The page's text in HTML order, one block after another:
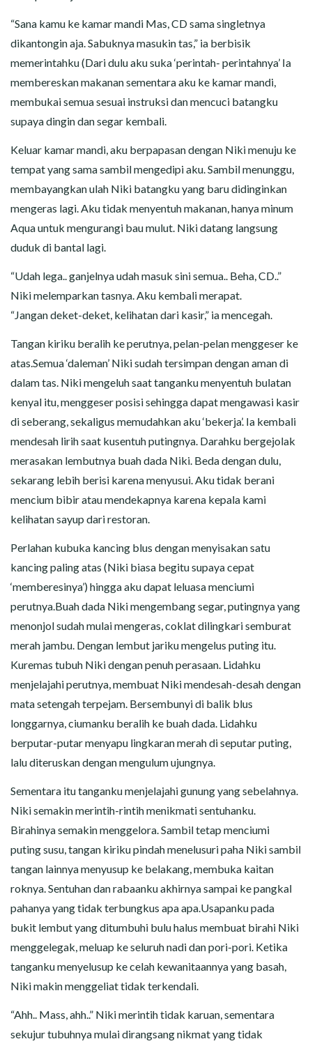
“Sana kamu ke kamar mandi Mas, CD sama singletnya
dikantongin aja. Sabuknya masukin tas,” ia berbisik
memerintahku (Dari dulu aku suka ‘perintah- perintahnya’ Ia
membereskan makanan sementara aku ke kamar mandi,
membukai semua sesuai instruksi dan mencuci batangku
supaya dingin dan segar kembali.
Keluar kamar mandi, aku berpapasan dengan Niki menuju ke
tempat yang sama sambil mengedipi aku. Sambil menunggu,
membayangkan ulah Niki batangku yang baru didinginkan
mengeras lagi. Aku tidak menyentuh makanan, hanya minum
Aqua untuk mengurangi bau mulut. Niki datang langsung
duduk di bantal lagi.
“Udah lega.. ganjelnya udah masuk sini semua.. Beha, CD..”
Niki melemparkan tasnya. Aku kembali merapat.
“Jangan deket-deket, kelihatan dari kasir,” ia mencegah.
Tangan kiriku beralih ke perutnya, pelan-pelan menggeser ke
atas.Semua ‘daleman’ Niki sudah tersimpan dengan aman di
dalam tas. Niki mengeluh saat tanganku menyentuh bulatan
kenyal itu, menggeser posisi sehingga dapat mengawasi kasir
di seberang, sekaligus memudahkan aku ‘bekerja’. Ia kembali
mendesah lirih saat kusentuh putingnya. Darahku bergejolak
merasakan lembutnya buah dada Niki. Beda dengan dulu,
sekarang lebih berisi karena menyusui. Aku tidak berani
mencium bibir atau mendekapnya karena kepala kami
kelihatan sayup dari restoran.
Perlahan kubuka kancing blus dengan menyisakan satu
kancing paling atas (Niki biasa begitu supaya cepat
‘memberesinya’) hingga aku dapat leluasa menciumi
perutnya.Buah dada Niki mengembang segar, putingnya yang
menonjol sudah mulai mengeras, coklat dilingkari semburat
merah jambu. Dengan lembut jariku mengelus puting itu.
Kuremas tubuh Niki dengan penuh perasaan. Lidahku
menjelajahi perutnya, membuat Niki mendesah-desah dengan
mata setengah terpejam. Bersembunyi di balik blus
longgarnya, ciumanku beralih ke buah dada. Lidahku
berputar-putar menyapu lingkaran merah di seputar puting,
lalu diteruskan dengan mengulum ujungnya.
Sementara itu tanganku menjelajahi gunung yang sebelahnya.
Niki semakin merintih-rintih menikmati sentuhanku.
Birahinya semakin menggelora. Sambil tetap menciumi
puting susu, tangan kiriku pindah menelusuri paha Niki sambil
tangan lainnya menyusup ke belakang, membuka kaitan
roknya. Sentuhan dan rabaanku akhirnya sampai ke pangkal
pahanya yang tidak terbungkus apa apa.Usapanku pada
bukit lembut yang ditumbuhi bulu halus membuat birahi Niki
menggelegak, meluap ke seluruh nadi dan pori-pori. Ketika
tanganku menyelusup ke celah kewanitaannya yang basah,
Niki makin menggeliat tidak terkendali.
“Ahh.. Mass, ahh..” Niki merintih tidak karuan, sementara
sekujur tubuhnya mulai dirangsang nikmat yang tidak